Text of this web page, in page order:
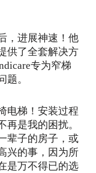
，进展神速！他
供了全套解决方
专为窄梯
。
电梯！安装过程
是我的困扰。
辈子的房子，或
兴的事，因为所
是万不得已的选